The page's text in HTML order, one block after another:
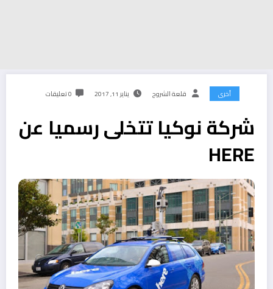
أخرى قلعة الشروح يناير 11, 2017 0 تعليقات
شركة نوكيا تتخلى رسميا عن
HERE